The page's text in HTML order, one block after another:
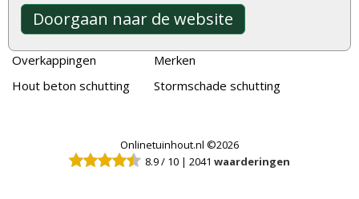
Doorgaan naar de website
Tuinhuizen
Blokhutten
Overkappingen
Hout beton schutting
Rabatdelen
Aanbiedingen
Merken
Stormschade schutting
Onlinetuinhout.nl ©2026
8.9/ 10 | 2041 waarderingen